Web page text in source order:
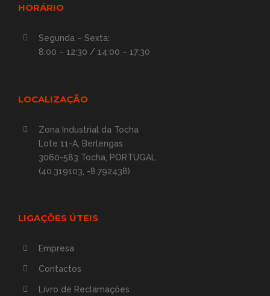
HORÁRIO
Segunda – Sexta:
8:00 – 12:30 / 14:00 – 17:30
LOCALIZAÇÃO
Zona Industrial da Tocha
Lote 11-A, Berlengas
3060-583 Tocha, PORTUGAL
(40.319103, -8.792438)
LIGAÇÕES ÚTEIS
Empresa
Contactos
Livro de Reclamações